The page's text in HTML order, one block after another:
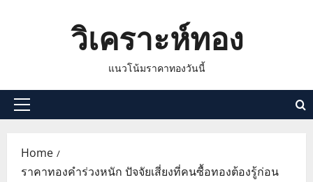
วิเคราะห์ทอง
แนวโน้มราคาทองวันนี้
Primary
Home
ราคาทองคำร่วงหนัก ปัจจัยเสี่ยงที่คนซื้อทองต้องรู้ก่อน